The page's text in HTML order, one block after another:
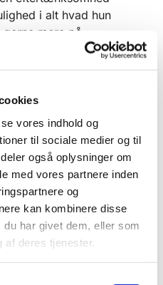
vores indhold og
til sociale medier og til
også oplysninger om
med vores partnere inden
og
kan kombinere disse
har givet dem, eller som
af deres tjenester.
i alt hvad hun
mere på